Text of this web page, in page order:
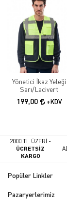
Yönetici İkaz Yeleği
Sarı/Lacivert
199,00 +KDV
2000 TL ÜZERİ -
ÜCRETSİZ
KARGO
Popüler Linkler
Pazaryerlerimiz